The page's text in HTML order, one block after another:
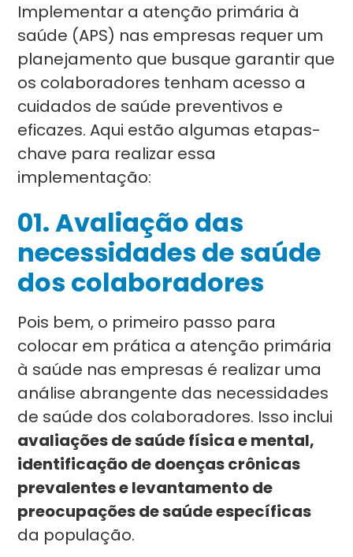
Implementar a atenção primária à
saúde (APS) nas empresas requer um
planejamento que busque garantir que
os colaboradores tenham acesso a
cuidados de saúde preventivos e
eficazes. Aqui estão algumas etapas-
chave para realizar essa
implementação:
01. Avaliação das
necessidades de saúde
dos colaboradores
Pois bem, o primeiro passo para
colocar em prática a atenção primária
à saúde nas empresas é realizar uma
análise abrangente das necessidades
de saúde dos colaboradores. Isso inclui
avaliações de saúde física e mental,
identificação de doenças crônicas
prevalentes e levantamento de
preocupações de saúde específicas
da população.